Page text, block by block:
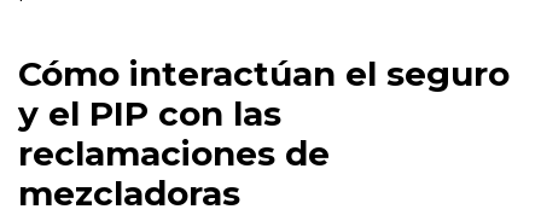
Cómo interactúan el seguro
y el PIP con las
reclamaciones de
mezcladoras